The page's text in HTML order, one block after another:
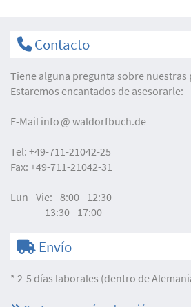
Contacto
Tiene alguna pregunta sobre nuestras
Estaremos encantados de asesorarle:
E-Mail info waldorfbuch.de
Tel: +49-711-21042-25
Fax: +49-711-21042-31
Lun - Vie: 8:00 - 12:30
13:30 - 17:00
Envío
* 2-5 días laborales (dentro de